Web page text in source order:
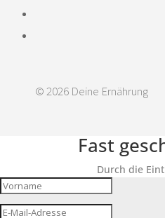
© 2026 Deine Ernährung
Fast
Durch die